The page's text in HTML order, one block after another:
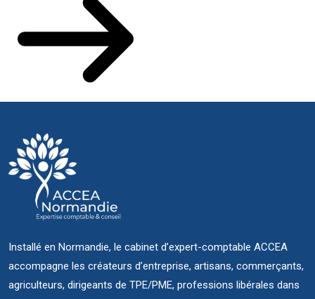
Installé en Normandie, le cabinet d’expert-comptable ACCEA
accompagne les créateurs d’entreprise, artisans, commerçants,
agriculteurs, dirigeants de TPE/PME, professions libérales dans